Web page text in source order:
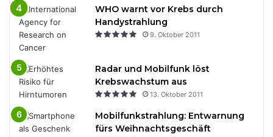
WHO warnt vor Krebs durch
Handystrahlung
9. Oktober 2011
Radar und Mobilfunk löst
Krebswachstum aus
13. Oktober 2011
Mobilfunkstrahlung: Entwarnung
fürs Weihnachtsgeschäft